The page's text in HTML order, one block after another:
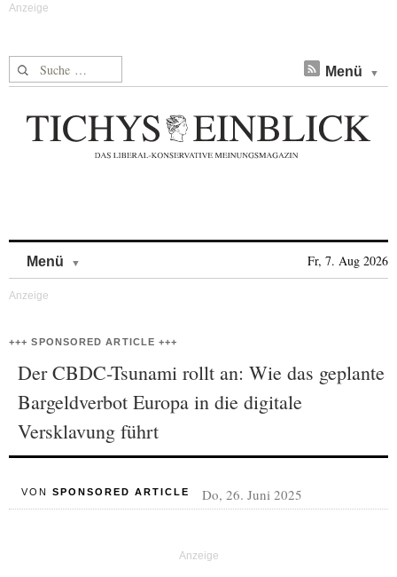
Suche nach: Menü
Menü Fr, 7. Aug 2026
+++ SPONSORED ARTICLE +++
Der CBDC-Tsunami rollt an: Wie das geplante
Bargeldverbot Europa in die digitale
Versklavung führt
VON SPONSORED ARTICLE Do, 26. Juni 2025